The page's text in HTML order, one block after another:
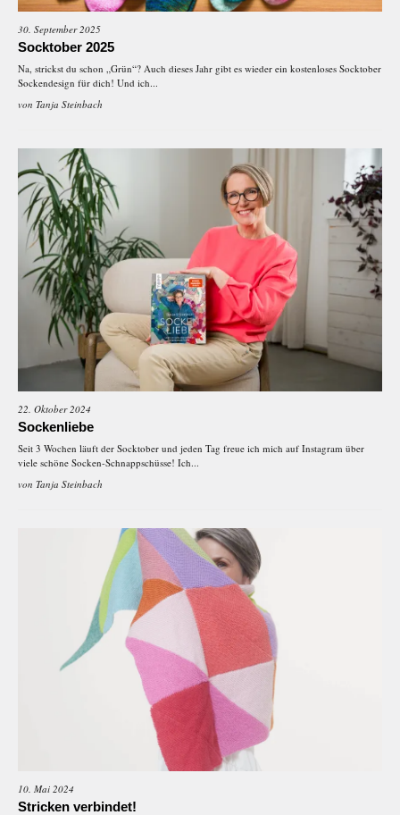
30. September 2025
Socktober 2025
Na, strickst du schon „Grün“? Auch dieses Jahr gibt es wieder ein kostenloses Socktober
Sockendesign für dich! Und ich...
von Tanja Steinbach
22. Oktober 2024
Sockenliebe
Seit 3 Wochen läuft der Socktober und jeden Tag freue ich mich auf Instagram über
viele schöne Socken-Schnappschüsse! Ich...
von Tanja Steinbach
10. Mai 2024
Stricken verbindet!